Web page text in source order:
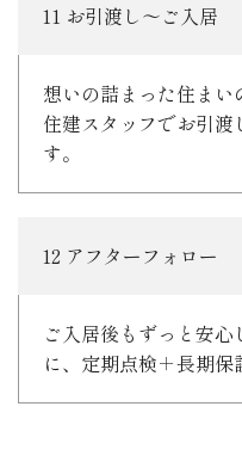
11 お引渡し～ご入居
想いの詰まった住ま
住建スタッフでお引渡
す。
12 アフターフォロー
ご入居後もずっと安
に、定期点検＋長期保